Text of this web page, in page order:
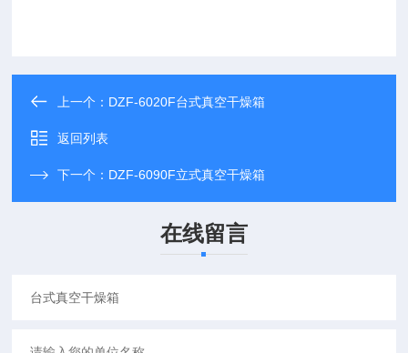
上一个： DZF-6020F台式真空干燥箱
返回列表
下一个： DZF-6090F立式真空干燥箱
在线留言